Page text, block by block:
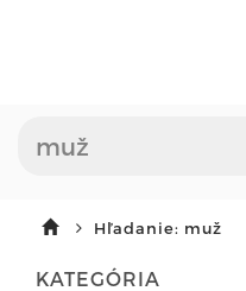
Hľadanie: muž
KATEGÓRIA